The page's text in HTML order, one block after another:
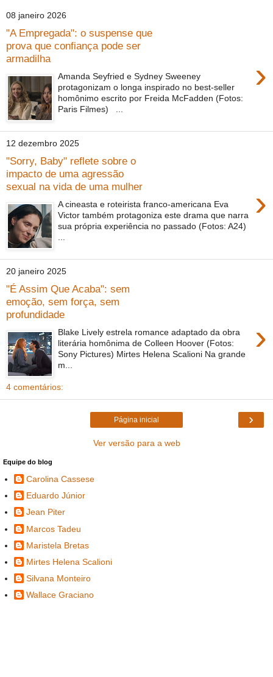
08 janeiro 2026
"A Empregada": o suspense que
prova que confiança pode ser
armadilha
›
Amanda Seyfried e Sydney Sweeney
protagonizam o longa inspirado no best-seller
homônimo escrito por Freida McFadden (Fotos:
Paris Filmes) ...
12 dezembro 2025
"Sorry, Baby" reflete sobre o
impacto de uma agressão
sexual na vida de uma mulher
›
A cineasta e roteirista franco-americana Eva
Victor também protagoniza este drama que narra
sua própria experiência no passado (Fotos: A24)
20 janeiro 2025
"É Assim Que Acaba": sem
emoção, sem força, sem
profundidade
›
Blake Lively estrela romance adaptado da obra
literária homônima de Colleen Hoover (Fotos:
Sony Pictures) Mirtes Helena Scalioni Na grande
m...
4 comentários:
›
Página inicial
Ver versão para a web
Equipe do blog
Carolina Cassese
Eduardo Júnior
Jean Piter
Marcos Tadeu
Maristela Bretas
Mirtes Helena Scalioni
Silvana Monteiro
Wallace Graciano